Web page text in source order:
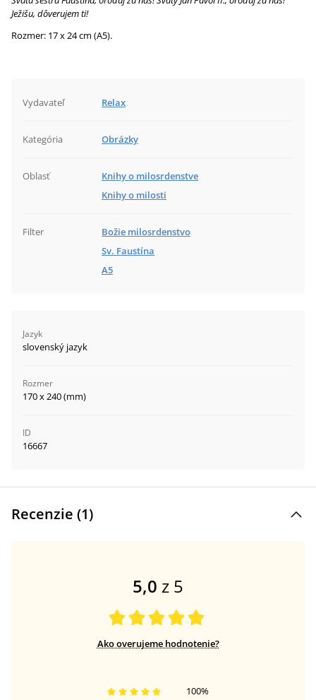
Ježišu, dôverujem ti!
Rozmer: 17 x 24 cm (A5).
Vydavateľ Relax
Kategória Obrázky
Oblasť
Knihy o milosrdenstve
Knihy o milosti
Filter
Božie milosrdenstvo
Sv. Faustína
A5
Jazyk
slovenský jazyk
Rozmer
170 x 240 (mm)
ID
16667
Recenzie (1)
5,0 z 5
Ako overujeme hodnotenie?
100%